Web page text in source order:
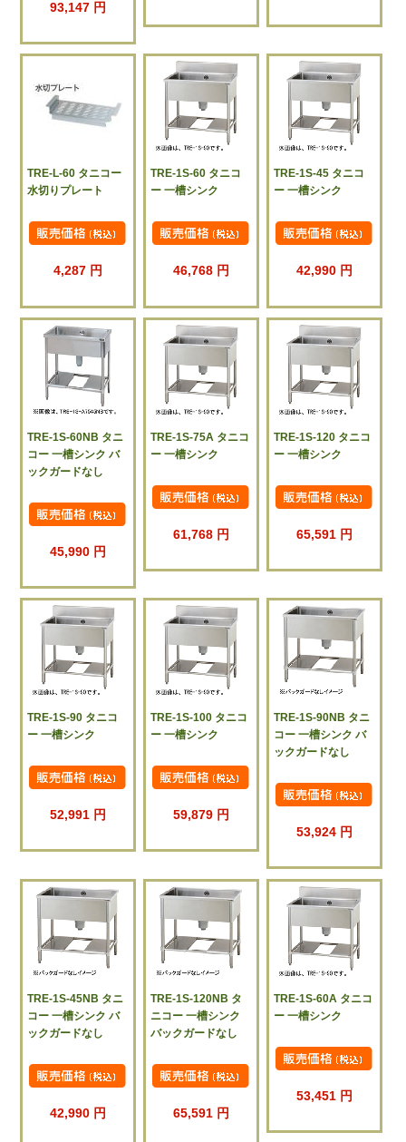
93,147 円
TRE-L-60 タニコー
水切りプレート
4,287 円
TRE-1S-60 タニコ
ー 一槽シンク
46,768 円
TRE-1S-45 タニコ
ー 一槽シンク
42,990 円
TRE-1S-60NB タニ
コー 一槽シンク バ
ックガードなし
45,990 円
TRE-1S-75A タニコ
ー 一槽シンク
61,768 円
TRE-1S-120 タニコ
ー 一槽シンク
65,591 円
TRE-1S-90 タニコ
ー 一槽シンク
52,991 円
TRE-1S-100 タニコ
ー 一槽シンク
59,879 円
TRE-1S-90NB タニ
コー 一槽シンク バ
ックガードなし
53,924 円
TRE-1S-45NB タニ
コー 一槽シンク バ
ックガードなし
42,990 円
TRE-1S-120NB タ
ニコー 一槽シンク
バックガードなし
65,591 円
TRE-1S-60A タニコ
ー 一槽シンク
53,451 円